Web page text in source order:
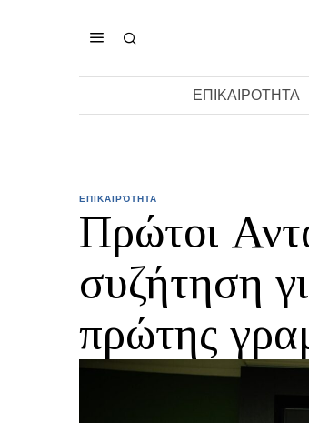
ΕΠΙΚΑΙΡΟΤΗΤΑ
ΕΠΙΚΑΙΡΌΤΗΤΑ
Πρώτοι
συζήτηση
πρώτης